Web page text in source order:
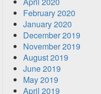
February 2020
January 2020
December 2019
November 2019
August 2019
June 2019
May 2019
April 2019